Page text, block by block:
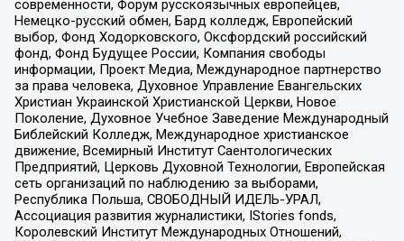
современности, Форум русскоязычных европейцев,
Немецко-русский обмен, Бард колледж, Европейский
выбор, Фонд Ходорковского, Оксфордский российский
фонд, Фонд Будущее России, Компания свободы
информации, Проект Медиа, Международное партнерство
за права человека, Духовное Управление Евангельских
Христиан Украинской Христианской Церкви, Новое
Поколение, Духовное Учебное Заведение Международный
Библейский Колледж, Международное христианское
движение, Всемирный Институт Саентологических
Предприятий, Церковь Духовной Технологии, Европейская
сеть организаций по наблюдению за выборами,
Республика Польша, СВОБОДНЫЙ ИДЕЛЬ-УРАЛ,
Ассоциация развития журналистики, IStories fonds,
Королевский Институт Международных Отношений,